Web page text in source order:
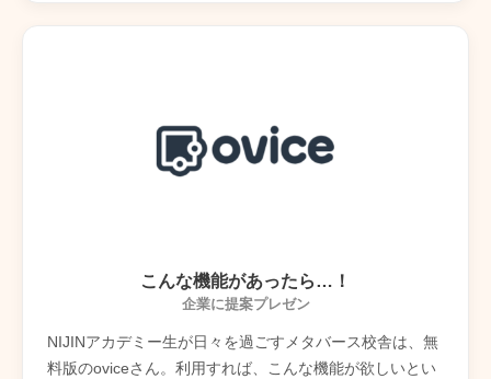
こんな機能があったら…！
企業に提案プレゼン
NIJINアカデミー生が日々を過ごすメタバース校舎は、無
料版のoviceさん。利用すれば、こんな機能が欲しいとい